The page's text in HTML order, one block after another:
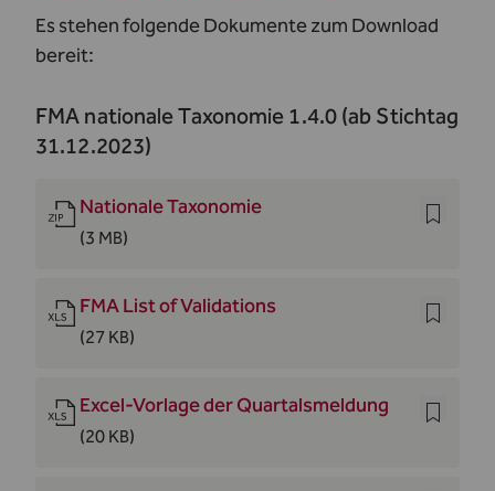
Es stehen folgende Dokumente zum Download
bereit:
FMA nationale Taxonomie 1.4.0 (ab Stichtag
31.12.2023)
Nationale Taxonomie
(3 MB)
FMA List of Validations
(27 KB)
Excel-Vorlage der Quartalsmeldung
(20 KB)